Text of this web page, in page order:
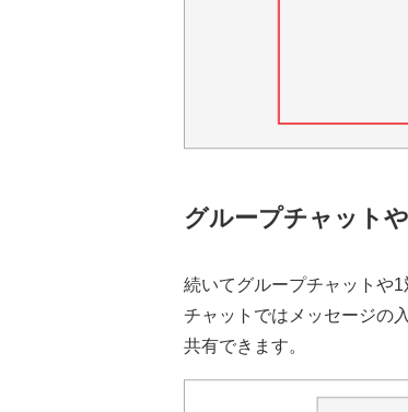
グループチャット
続いてグループチャットや
チャットではメッセージの
共有できます。